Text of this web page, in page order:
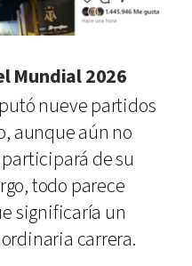
Mundial 2026
nueve partidos
aunque aún no
de su
todo parece
significaría un
carrera.